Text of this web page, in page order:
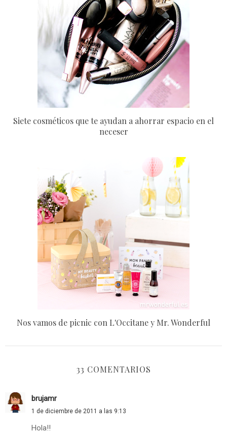
Siete cosméticos que te ayudan a ahorrar espacio en el
neceser
Nos vamos de picnic con L'Occitane y Mr. Wonderful
33 COMENTARIOS
brujamr
1 de diciembre de 2011 a las 9:13
Hola!!